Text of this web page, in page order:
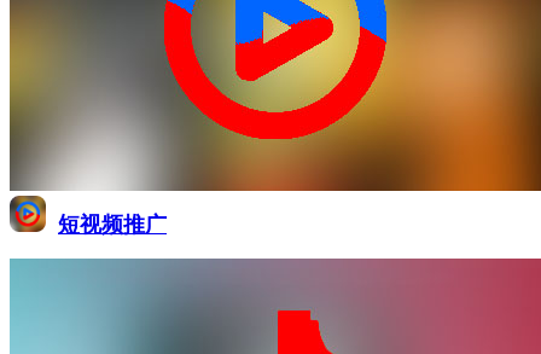
短视频推广